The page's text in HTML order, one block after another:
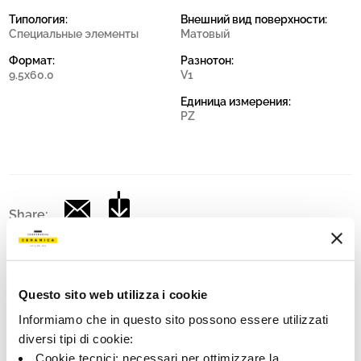
Questo sito web utilizza i cookie
Informiamo che in questo sito possono essere utilizzati
diversi tipi di cookie:
Cookie tecnici: necessari per ottimizzare la
Типология:
Специальные элементы
Формат:
9.5x60.0
Внешний вид поверхности:
Матовый
Разнотон:
V1
Единица измерения:
PZ
Share: